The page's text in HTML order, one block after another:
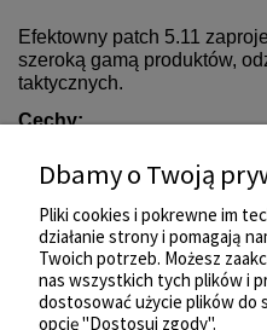
Efektowny patch 5.11
szeroką gamą produktów,
taktycznych.
Cechy:
Kompatybilny z
Łatwe mocowanie i
Dbamy o Twoją
Pliki cookies i pokrewne im
działanie strony i pomagają
Twoich potrzeb. Możesz
nas wszystkich tych plików i
dostosować użycie plików
opcję "Dostosuj zgody".